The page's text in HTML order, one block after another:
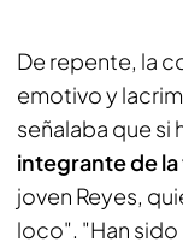
De repente, la
emotivo y
señalaba que si
integrante de
joven Reyes,
loco". "Han